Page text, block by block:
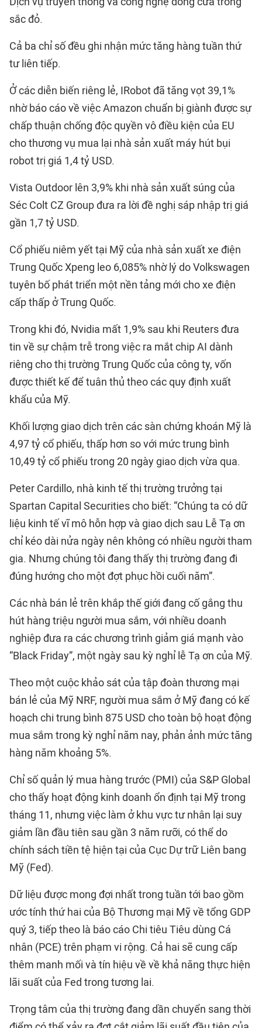
sắc đỏ.
Cả ba chỉ số đều ghi nhận mức tăng hàng tuần thứ
tư liên tiếp.
Ở các diễn biến riêng lẻ, IRobot đã tăng vọt 39,1%
nhờ báo cáo về việc Amazon chuẩn bị giành được sự
chấp thuận chống độc quyền vô điều kiện của EU
cho thương vụ mua lại nhà sản xuất máy hút bụi
robot trị giá 1,4 tỷ USD.
Vista Outdoor lên 3,9% khi nhà sản xuất súng của
Séc Colt CZ Group đưa ra lời đề nghị sáp nhập trị giá
gần 1,7 tỷ USD.
Cổ phiếu niêm yết tại Mỹ của nhà sản xuất xe điện
Trung Quốc Xpeng leo 6,085% nhờ lý do Volkswagen
tuyên bố phát triển một nền tảng mới cho xe điện
cấp thấp ở Trung Quốc.
Trong khi đó, Nvidia mất 1,9% sau khi Reuters đưa
tin về sự chậm trễ trong việc ra mắt chip AI dành
riêng cho thị trường Trung Quốc của công ty, vốn
được thiết kế để tuân thủ theo các quy định xuất
khẩu của Mỹ.
Khối lượng giao dịch trên các sàn chứng khoán Mỹ là
4,97 tỷ cổ phiếu, thấp hơn so với mức trung bình
10,49 tỷ cổ phiếu trong 20 ngày giao dịch vừa qua.
Peter Cardillo, nhà kinh tế thị trường trưởng tại
Spartan Capital Securities cho biết: “Chúng ta có dữ
liệu kinh tế vĩ mô hỗn hợp và giao dịch sau Lễ Tạ ơn
chỉ kéo dài nửa ngày nên không có nhiều người tham
gia. Nhưng chúng tôi đang thấy thị trường đang đi
đúng hướng cho một đợt phục hồi cuối năm”.
Các nhà bán lẻ trên khắp thế giới đang cố gắng thu
hút hàng triệu người mua sắm, với nhiều doanh
nghiệp đưa ra các chương trình giảm giá mạnh vào
“Black Friday”, một ngày sau kỳ nghỉ lễ Tạ ơn của Mỹ.
Theo một cuộc khảo sát của tập đoàn thương mại
bán lẻ của Mỹ NRF, người mua sắm ở Mỹ đang có kế
hoạch chi trung bình 875 USD cho toàn bộ hoạt động
mua sắm trong kỳ nghỉ năm nay, phản ảnh mức tăng
hàng năm khoảng 5%.
Chỉ số quản lý mua hàng trước (PMI) của S&P Global
cho thấy hoạt động kinh doanh ổn định tại Mỹ trong
tháng 11, nhưng việc làm ở khu vực tư nhân lại suy
giảm lần đầu tiên sau gần 3 năm rưỡi, có thể do
chính sách tiền tệ hiện tại của Cục Dự trữ Liên bang
Mỹ (Fed).
Dữ liệu được mong đợi nhất trong tuần tới bao gồm
ước tính thứ hai của Bộ Thương mại Mỹ về tổng GDP
quý 3, tiếp theo là báo cáo Chi tiêu Tiêu dùng Cá
nhân (PCE) trên phạm vi rộng. Cả hai sẽ cung cấp
thêm manh mối và tín hiệu về về khả năng thực hiện
lãi suất của Fed trong tương lai.
Trọng tâm của thị trường đang dần chuyển sang thời